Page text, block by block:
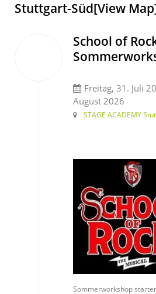
Shows & Events
Stuttgart-Süd[View
School of
Freitag, 31. Juli
August 2026
STAGE ACADEMY
Sommerworkshop